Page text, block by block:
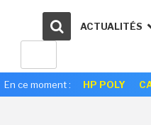
ACTUALITÉS
En ce moment : HP POLY